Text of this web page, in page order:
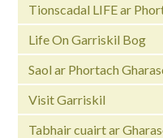
Tionscadal LIFE ar
Life On Garriskil Bog
Saol ar Phortach
Visit Garriskil
Tabhair cuairt ar